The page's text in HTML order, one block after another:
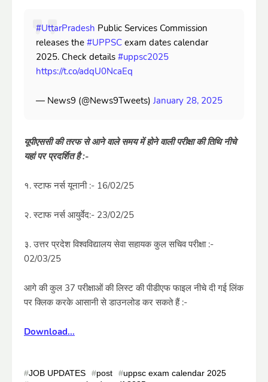
#UttarPradesh Public Services Commission
releases the #UPPSC exam dates calendar
2025. Check details #uppsc2025
https://t.co/adqU0NcaEq
— News9 (@News9Tweets) January 28, 2025
यूपीएससी की तरफ से आने वाले समय में होने वाली परीक्षा की तिथि नीचे
यहां पर प्रदर्शित है :-
१. स्टाफ नर्स यूनानी :- 16/02/25
२. स्टाफ नर्स आयुर्वेद:- 23/02/25
३. उत्तर प्रदेश विश्वविद्यालय सेवा सहायक कुल सचिव परीक्षा :-
02/03/25
आगे की कुल 37 परीक्षाओं की लिस्ट की पीडीएफ फाइल नीचे दी गई लिंक
पर क्लिक करके आसानी से डाउनलोड कर सकते हैं :-
Download...
JOB UPDATES post
uppsc exam calendar 2025